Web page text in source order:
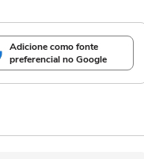
Adicione como fonte
preferencial no Google